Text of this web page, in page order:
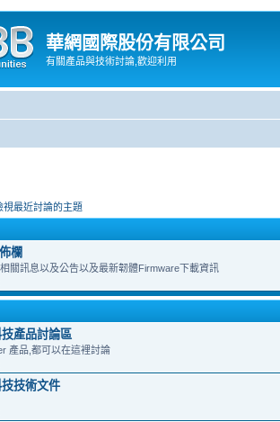
華網國際股份有限公司
有關產品與技術討論,歡迎利用
視最近討論的主題
欄
關訊息以及公告以及最新韌體Firmware下載資訊
產品討論區
產品,都可以在這裡討論
技術文件